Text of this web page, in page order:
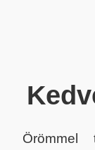
Örömmel